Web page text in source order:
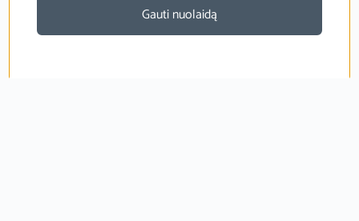
Gauti nuolaidą